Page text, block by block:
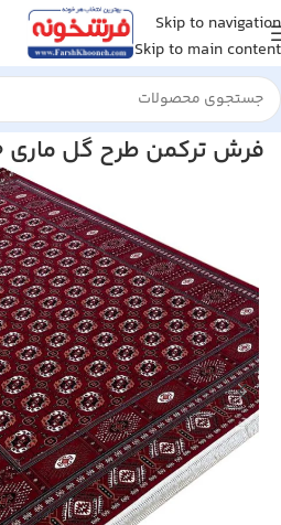
Skip to navigation
Skip to main content
خانه/فرش ماشینی
فرش ترکمن طرح گل ماری 700 شانه کد 2713